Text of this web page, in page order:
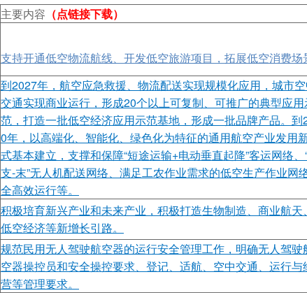
主要内容 （点链接下载）
支持开通低空物流航线、开发低空旅游项目，拓展低空消费场
到2027年，航空应急救援、物流配送实现规模化应用，城市
交通实现商业运行，形成20个以上可复制、可推广的典型应用
范，打造一批低空经济应用示范基地，形成一批品牌产品。到
0年，以高端化、智能化、绿色化为特征的通用航空产业发用
式基本建立，支撑和保障“短途运输+电动垂直起降”客运网络、
支-末”无人机配送网络、满足工农作业需求的低空生产作业网
全高效运行等。
积极培育新兴产业和未来产业，积极打造生物制造、商业航天
低空经济等新增长引路。
规范民用无人驾驶航空器的运行安全管理工作，明确无人驾驶
空器操控员和安全操控要求、登记、适航、空中交通、运行与
营等管理要求。